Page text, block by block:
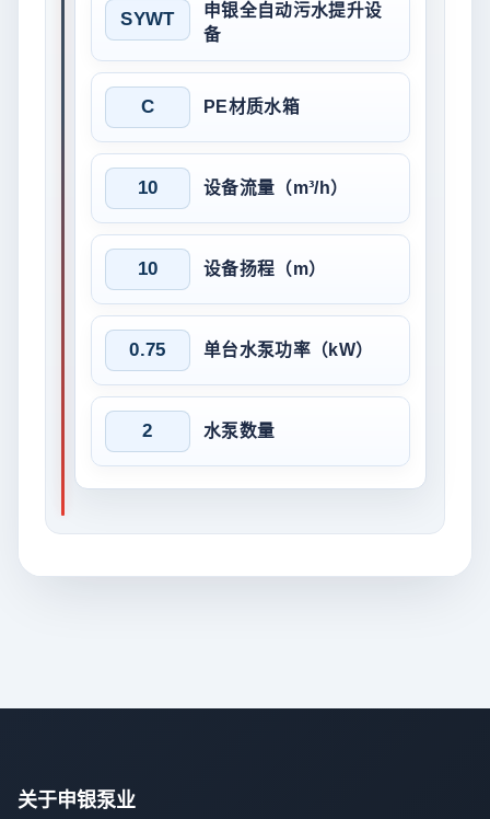
SYWT
申银全自动污水提升设
备
C PE材质水箱
10 设备流量（m³/h）
10 设备扬程（m）
0.75 单台水泵功率（kW）
2 水泵数量
关于申银泵业